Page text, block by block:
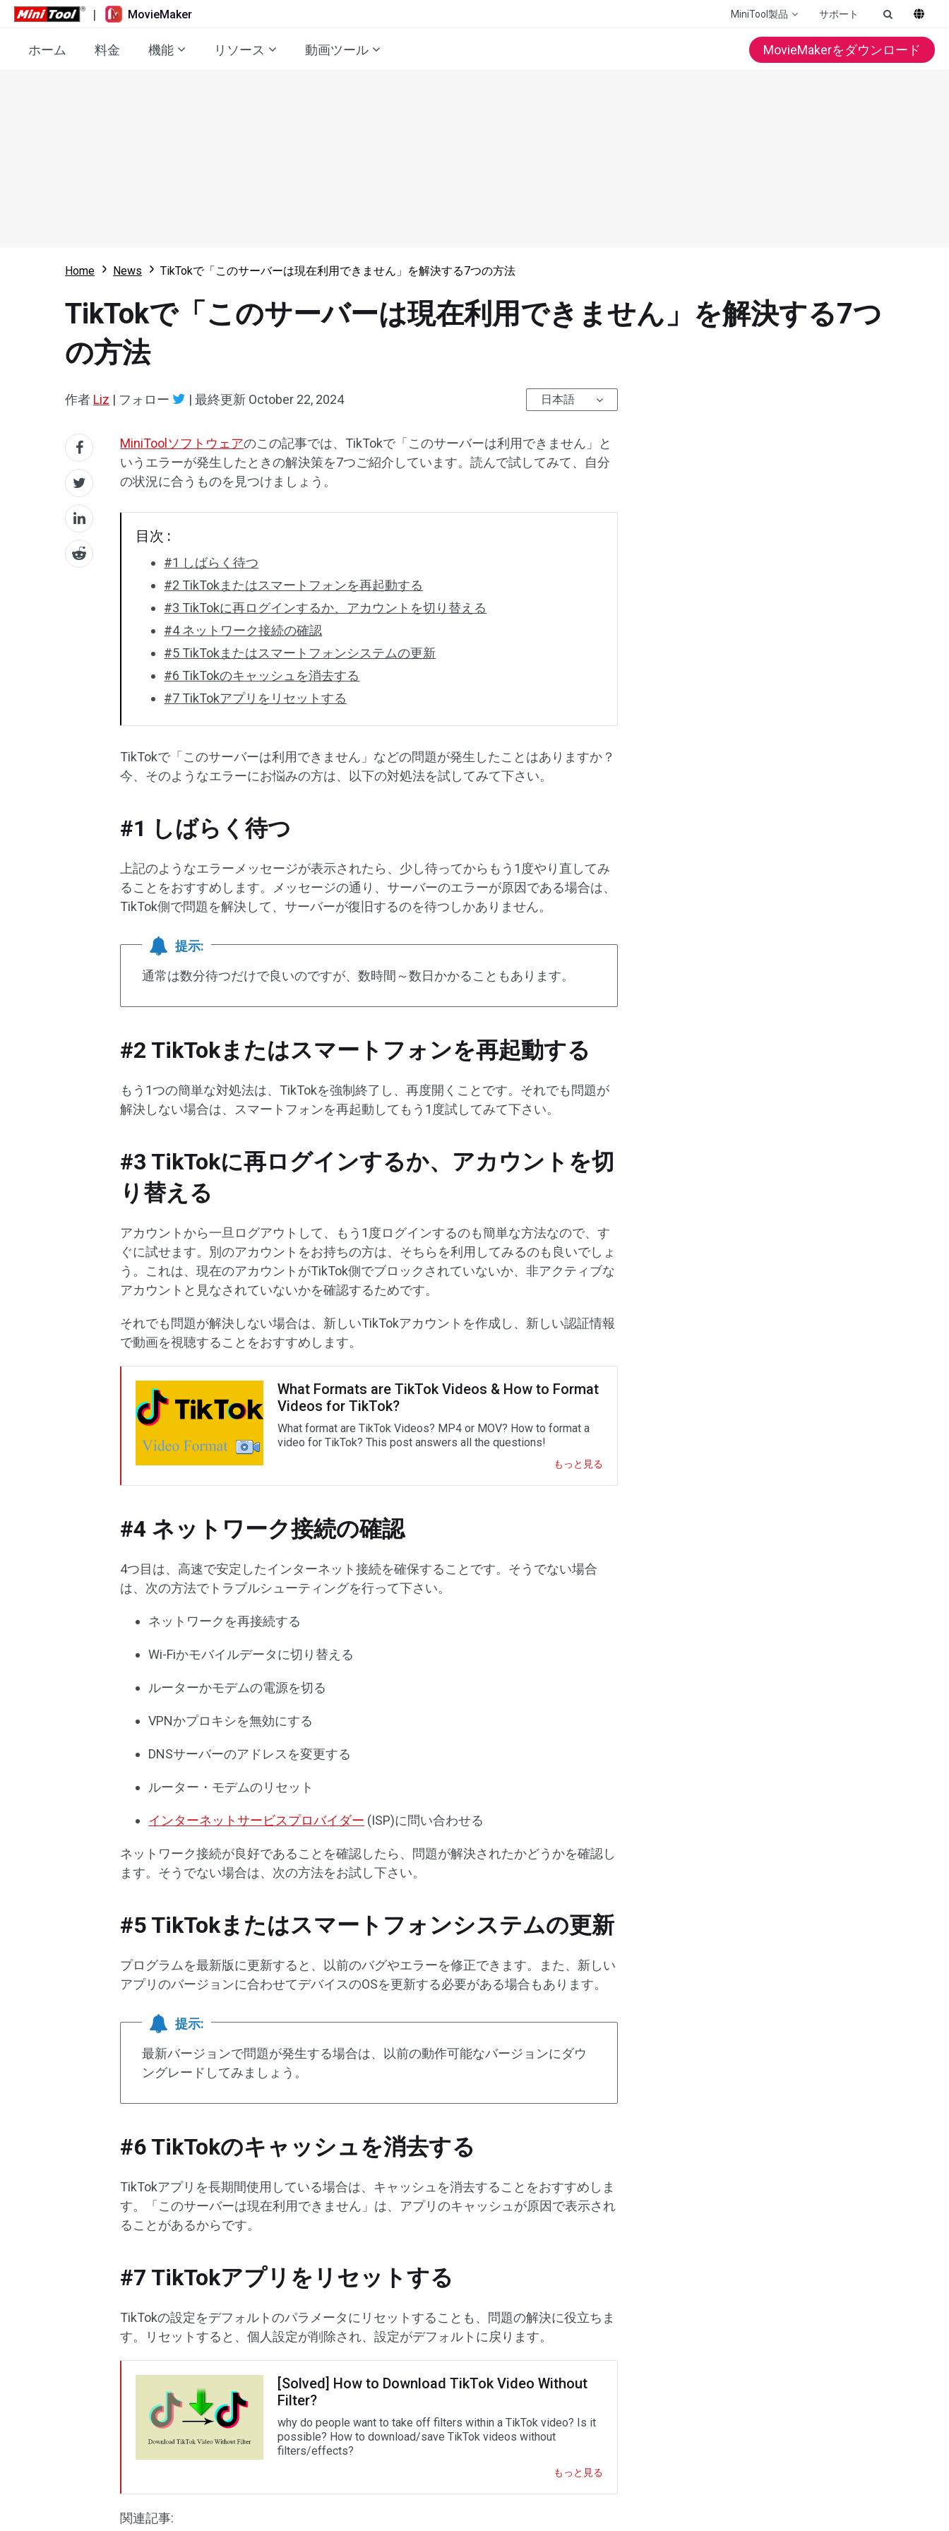
| MovieMaker MiniTool製品 サポート
ホーム 料金 機能 リソース 動画ツール MovieMakerをダウンロード
Home News TikTokで「このサーバーは現在利用できません」を解決する7つの方法
TikTokで「このサーバーは現在利用できません」を解決する7つ
の方法
作者 Liz | フォロー | 最終更新 October 22, 2024 日本語
MiniToolソフトウェアのこの記事では、TikTokで「このサーバーは利用できません」と
いうエラーが発生したときの解決策を7つご紹介しています。読んで試してみて、自分
の状況に合うものを見つけましょう。
目次 :
#1 しばらく待つ
#2 TikTokまたはスマートフォンを再起動する
#3 TikTokに再ログインするか、アカウントを切り替える
#4 ネットワーク接続の確認
#5 TikTokまたはスマートフォンシステムの更新
#6 TikTokのキャッシュを消去する
#7 TikTokアプリをリセットする
TikTokで「このサーバーは利用できません」などの問題が発生したことはありますか？
今、そのようなエラーにお悩みの方は、以下の対処法を試してみて下さい。
#1 しばらく待つ
上記のようなエラーメッセージが表示されたら、少し待ってからもう1度やり直してみ
ることをおすすめします。メッセージの通り、サーバーのエラーが原因である場合は、
TikTok側で問題を解決して、サーバーが復旧するのを待つしかありません。
提示:
通常は数分待つだけで良いのですが、数時間～数日かかることもあります。
#2 TikTokまたはスマートフォンを再起動する
もう1つの簡単な対処法は、TikTokを強制終了し、再度開くことです。それでも問題が
解決しない場合は、スマートフォンを再起動してもう1度試してみて下さい。
#3 TikTokに再ログインするか、アカウントを切
り替える
アカウントから一旦ログアウトして、もう1度ログインするのも簡単な方法なので、す
ぐに試せます。別のアカウントをお持ちの方は、そちらを利用してみるのも良いでしょ
う。これは、現在のアカウントがTikTok側でブロックされていないか、非アクティブな
アカウントと見なされていないかを確認するためです。
それでも問題が解決しない場合は、新しいTikTokアカウントを作成し、新しい認証情報
で動画を視聴することをおすすめします。
What Formats are TikTok Videos & How to Format
Videos for TikTok?
What format are TikTok Videos? MP4 or MOV? How to format a
video for TikTok? This post answers all the questions!
もっと見る
#4 ネットワーク接続の確認
4つ目は、高速で安定したインターネット接続を確保することです。そうでない場合
は、次の方法でトラブルシューティングを行って下さい。
ネットワークを再接続する
Wi-Fiかモバイルデータに切り替える
ルーターかモデムの電源を切る
VPNかプロキシを無効にする
DNSサーバーのアドレスを変更する
ルーター・モデムのリセット
インターネットサービスプロバイダー (ISP)に問い合わせる
ネットワーク接続が良好であることを確認したら、問題が解決されたかどうかを確認し
ます。そうでない場合は、次の方法をお試し下さい。
#5 TikTokまたはスマートフォンシステムの更新
プログラムを最新版に更新すると、以前のバグやエラーを修正できます。また、新しい
アプリのバージョンに合わせてデバイスのOSを更新する必要がある場合もあります。
提示:
最新バージョンで問題が発生する場合は、以前の動作可能なバージョンにダウ
ングレードしてみましょう。
#6 TikTokのキャッシュを消去する
TikTokアプリを長期間使用している場合は、キャッシュを消去することをおすすめしま
す。「このサーバーは現在利用できません」は、アプリのキャッシュが原因で表示され
ることがあるからです。
#7 TikTokアプリをリセットする
TikTokの設定をデフォルトのパラメータにリセットすることも、問題の解決に役立ちま
す。リセットすると、個人設定が削除され、設定がデフォルトに戻ります。
[Solved] How to Download TikTok Video Without
Filter?
why do people want to take off filters within a TikTok video? Is it
possible? How to download/save TikTok videos without
filters/effects?
もっと見る
関連記事: